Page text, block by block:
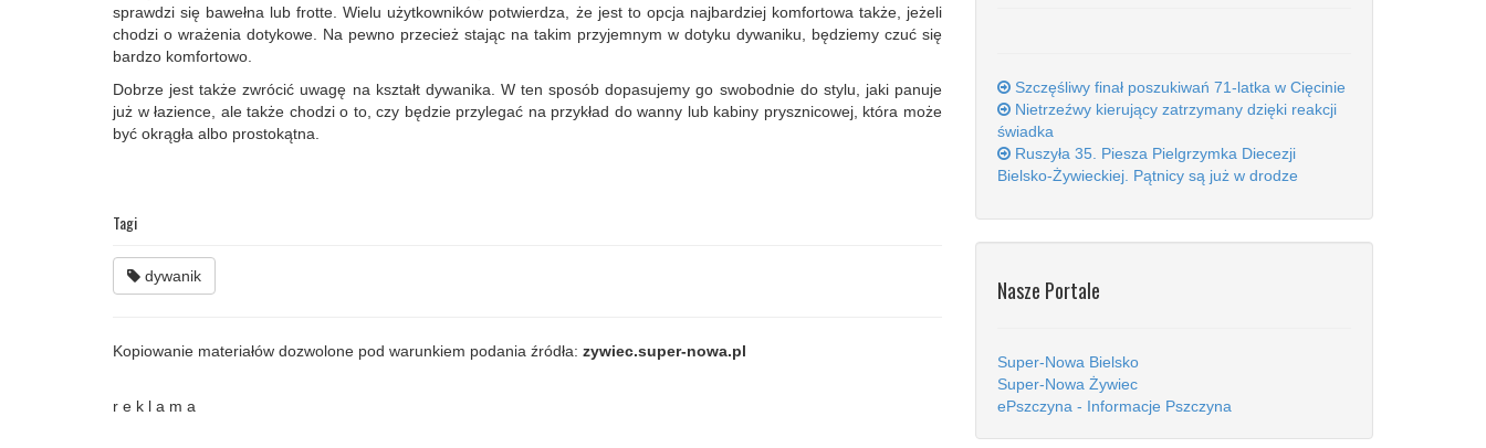
sprawdzi się bawełna lub frotte. Wielu użytkowników potwierdza, że jest to opcja najbardziej komfortowa także, jeżeli
chodzi o wrażenia dotykowe. Na pewno przecież stając na takim przyjemnym w dotyku dywaniku, będziemy czuć się
bardzo komfortowo.
Dobrze jest także zwrócić uwagę na kształt dywanika. W ten sposób dopasujemy go swobodnie do stylu, jaki panuje
już w łazience, ale także chodzi o to, czy będzie przylegać na przykład do wanny lub kabiny prysznicowej, która może
być okrągła albo prostokątna.
Tagi
dywanik
Kopiowanie materiałów dozwolone pod warunkiem podania źródła: zywiec.super-nowa.pl
r e k l a m a
Szczęśliwy finał poszukiwań 71-latka w Cięcinie
Nietrzeźwy kierujący zatrzymany dzięki reakcji
świadka
Ruszyła 35. Piesza Pielgrzymka Diecezji
Bielsko-Żywieckiej. Pątnicy są już w drodze
Nasze Portale
Super-Nowa Bielsko
Super-Nowa Żywiec
ePszczyna - Informacje Pszczyna